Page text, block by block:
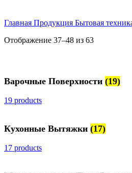
Главная Продукция Бытовая
Отображение 37–48 из 63
Варочные Поверхности (19)
19 products
Кухонные Вытяжки (17)
17 products